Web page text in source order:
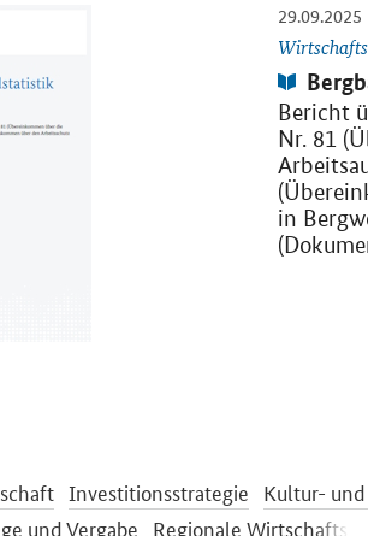
29.09.2025
Bericht
Nr. 81
in
Unfallstatistik 2024" in neuem Fenster.
Investitionsstrategie Kultur-
und Vergabe Regionale